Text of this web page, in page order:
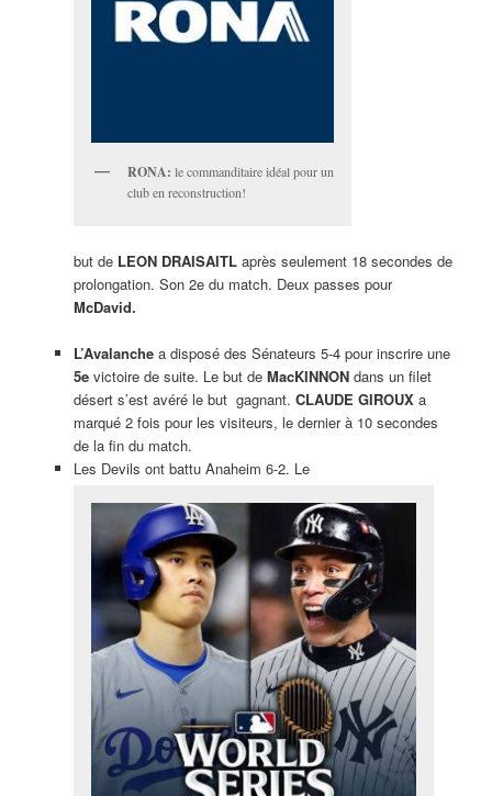
RONA: le commanditaire idéal pour un
club en reconstruction!
but de LEON DRAISAITLaprès seulement 18 secondes de
prolongation. Son 2e du match. Deux passes pour
McDavid.
L’Avalanchea disposé des Sénateurs 5-4 pour inscrire une
5evictoire de suite. Le but de MacKINNONdans un filet
désert s’est avéré le but gagnant. CLAUDE GIROUXa
marqué 2 fois pour les visiteurs, le dernier à 10 secondes
de la fin du match.
Les Devils ont battu Anaheim 6-2. Le